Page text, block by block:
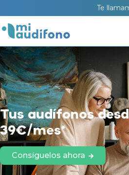
Te
Tus audífonos
39€/mes*
Consíguelos ahora